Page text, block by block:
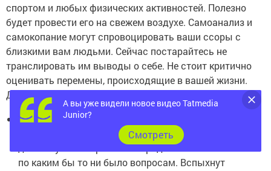
спортом и любых физических активностей. Полезно
будет провести его на свежем воздухе. Самоанализ и
самокопание могут спровоцировать ваши ссоры с
близкими вам людьми. Сейчас постарайтесь не
транслировать им выводы о себе. Не стоит критично
оценивать перемены, происходящие в вашей жизни.
Доверьтесь судьбе.
Мужчинам.Вам предстоит суетной и
беспокойный период. Будет невозможно
достигнуть компромисса с родными и близкими
по каким бы то ни было вопросам. Вспыхнут
А вы уже видели новое видео Tatmedia
Junior?
Cмотреть